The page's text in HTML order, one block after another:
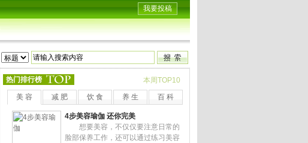
我要投稿
热门排行榜
本周TOP10
美 容
减 肥 饮 食 养 生 百 科
4步美容瑜伽 还你完美
想要美容，不仅仅要注意日常的
脸部保养工作，还可以通过练习美容